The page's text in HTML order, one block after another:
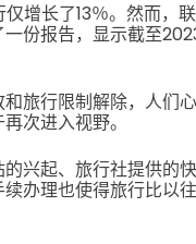
仅增长了13％。然而，
份报告，显示截至
旅行限制解除，人们
次进入视野。
兴起、旅行社提供的
办理也使得旅行比以